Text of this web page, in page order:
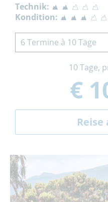
Technik:
Kondition:
6 Termine à 10 Tage
10 Tage,
€
Reise